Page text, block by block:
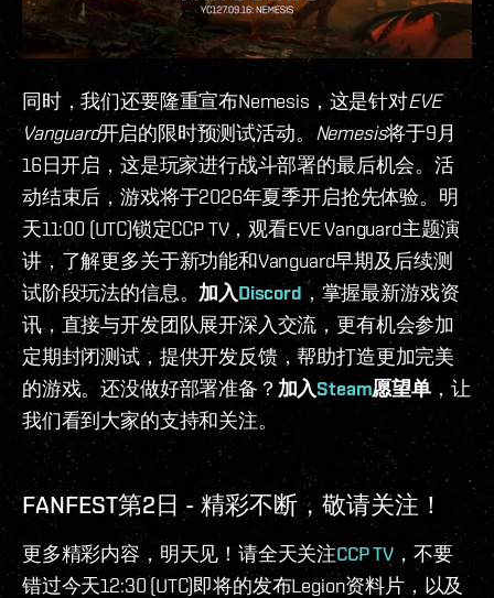
同时，我们还要隆重宣布Nemesis，这是针对EVE
Vanguard开启的限时预测试活动。 Nemesis将于9月
16日开启，这是玩家进行战斗部署的最后机会。活
动结束后，游戏将于2026年夏季开启抢先体验。明
天11:00 (UTC)锁定CCP TV，观看EVE Vanguard主题演
讲，了解更多关于新功能和Vanguard早期及后续测
试阶段玩法的信息。 加入Discord ，掌握最新游戏资
讯，直接与开发团队展开深入交流，更有机会参加
定期封闭测试，提供开发反馈，帮助打造更加完美
的游戏。还没做好部署准备？ 加入Steam愿望单，让
我们看到大家的支持和关注。
FANFEST第2日 - 精彩不断，敬请关注！
更多精彩内容，明天见！请全天关注CCP TV ，不要
错过今天12:30 (UTC)即将的发布Legion资料片，以及